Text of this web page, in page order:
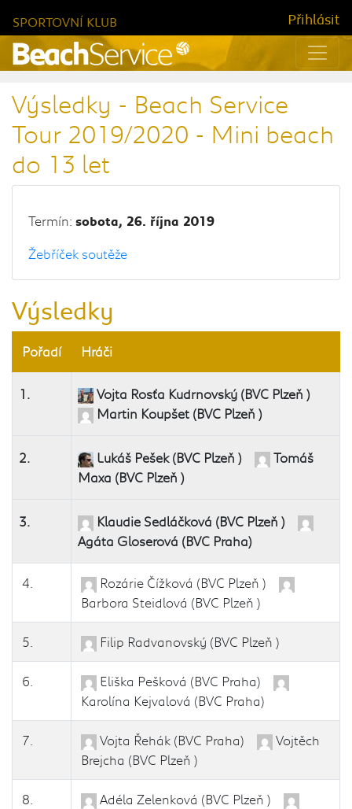
SPORTOVNÍ KLUB Přihlásit
Výsledky - Beach Service
Tour 2019/2020 - Mini beach
do 13 let
Termín: sobota, 26. října 2019
Žebříček soutěže
Výsledky
Pořadí Hráči
1.
Vojta Rosťa Kudrnovský (BVC Plzeň )
Martin Koupšet (BVC Plzeň )
2. Lukáš Pešek (BVC Plzeň )
Tomáš
Maxa (BVC Plzeň )
3.
Klaudie Sedláčková (BVC Plzeň )
Agáta Gloserová (BVC Praha)
4.
Rozárie Čížková (BVC Plzeň )
Barbora Steidlová (BVC Plzeň )
5. Filip Radvanovský (BVC Plzeň )
6.
Eliška Pešková (BVC Praha)
Karolína Kejvalová (BVC Praha)
7. Vojta Řehák (BVC Praha)
Vojtěch
Brejcha (BVC Plzeň )
8.
Adéla Zelenková (BVC Plzeň )